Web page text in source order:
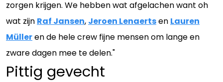
zorgen krijgen. We hebben wat afgelachen want oh
wat zijn Raf Jansen, Jeroen Lenaertsen Lauren
Mülleren de hele crew fijne mensen om lange en
zware dagen mee te delen."
Pittig gevecht